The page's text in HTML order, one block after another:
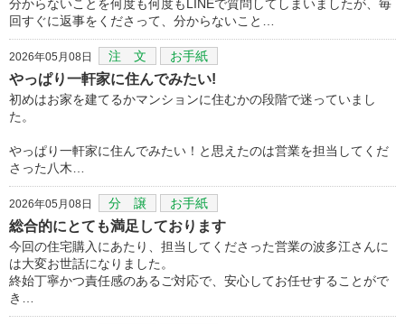
分からないことを何度も何度もLINEで質問してしまいましたが、毎
回すぐに返事をくださって、分からないこと…
2026年05月08日 注 文 お手紙
やっぱり一軒家に住んでみたい!
初めはお家を建てるかマンションに住むかの段階で迷っていまし
た。
やっぱり一軒家に住んでみたい！と思えたのは営業を担当してくだ
さった八木…
2026年05月08日 分 譲 お手紙
総合的にとても満足しております
今回の住宅購入にあたり、担当してくださった営業の波多江さんに
は大変お世話になりました。
終始丁寧かつ責任感のあるご対応で、安心してお任せすることがで
き…